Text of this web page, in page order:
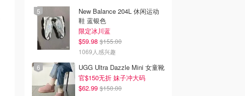
New Balance 204L 休闲运动
鞋 蓝银色
限定冰川蓝
$59.98 $155.00
1069人感兴趣
UGG Ultra Dazzle Mini 女童靴
官$150无折 妹子冲大码
$62.99 $150.00